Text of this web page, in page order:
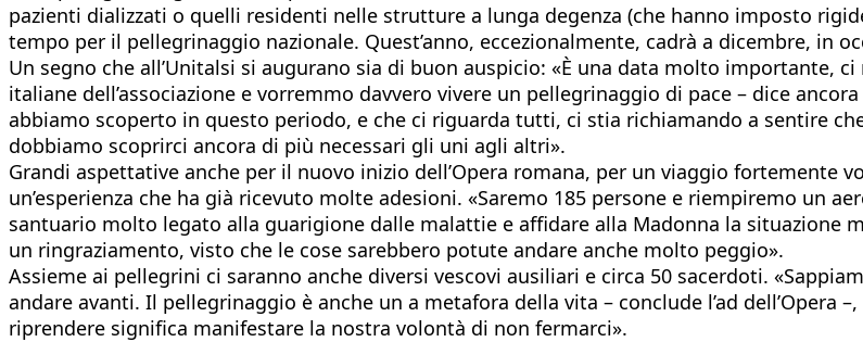
pazienti dializzati o quelli residenti nelle strutture a lunga degenza (che hanno imposto
tempo per il pellegrinaggio nazionale. Quest’anno, eccezionalmente, cadrà a dicembre, in
Un segno che all’Unitalsi si augurano sia di buon auspicio: «È una data molto importante,
italiane dell’associazione e vorremmo davvero vivere un pellegrinaggio di pace – dice
abbiamo scoperto in questo periodo, e che ci riguarda tutti, ci stia richiamando a sentire
dobbiamo scoprirci ancora di più necessari gli uni agli altri».
Grandi aspettative anche per il nuovo inizio dell’Opera romana, per un viaggio fortemente
un’esperienza che ha già ricevuto molte adesioni. «Saremo 185 persone e riempiremo un
santuario molto legato alla guarigione dalle malattie e affidare alla Madonna la situazione
un ringraziamento, visto che le cose sarebbero potute andare anche molto peggio».
Assieme ai pellegrini ci saranno anche diversi vescovi ausiliari e circa 50 sacerdoti.
andare avanti. Il pellegrinaggio è anche un a metafora della vita – conclude l’ad
riprendere significa manifestare la nostra volontà di non fermarci».